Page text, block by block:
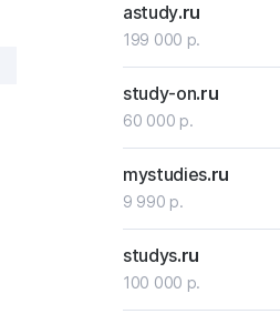
astudy.ru
199 000 р.
study-on.ru
60 000 р.
mystudies.ru
9 990 р.
studys.ru
100 000 р.